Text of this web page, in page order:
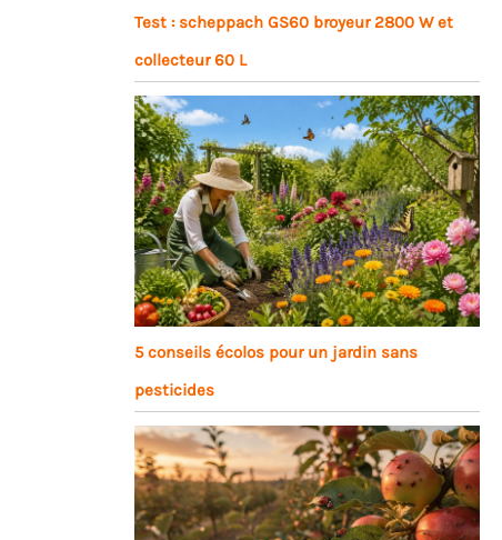
Test : scheppach GS60 broyeur 2800 W et
collecteur 60 L
5 conseils écolos pour un jardin sans
pesticides